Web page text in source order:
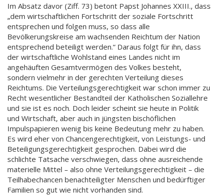
Im Absatz davor (Ziff. 73) betont Papst Johannes XXIII., dass
„dem wirtschaftlichen Fortschritt der soziale Fortschritt
entsprechen und folgen muss, so dass alle
Bevölkerungskreise am wachsenden Reichtum der Nation
entsprechend beteiligt werden.“ Daraus folgt für ihn, dass
der wirtschaftliche Wohlstand eines Landes nicht im
angehäuften Gesamtvermögen des Volkes besteht,
sondern vielmehr in der gerechten Verteilung dieses
Reichtums. Die Verteilungsgerechtigkeit war schon immer zu
Recht wesentlicher Bestandteil der Katholischen Soziallehre
und sie ist es noch. Doch leider scheint sie heute in Politik
und Wirtschaft, aber auch in jüngsten bischöflichen
Impulspapieren wenig bis keine Bedeutung mehr zu haben.
Es wird eher von Chancengerechtigkeit, von Leistungs- und
Beteiligungsgerechtigkeit gesprochen. Dabei wird die
schlichte Tatsache verschwiegen, dass ohne ausreichende
materielle Mittel – also ohne Verteilungsgerechtigkeit – die
Teilhabechancen benachteiligter Menschen und bedürftiger
Familien so gut wie nicht vorhanden sind.